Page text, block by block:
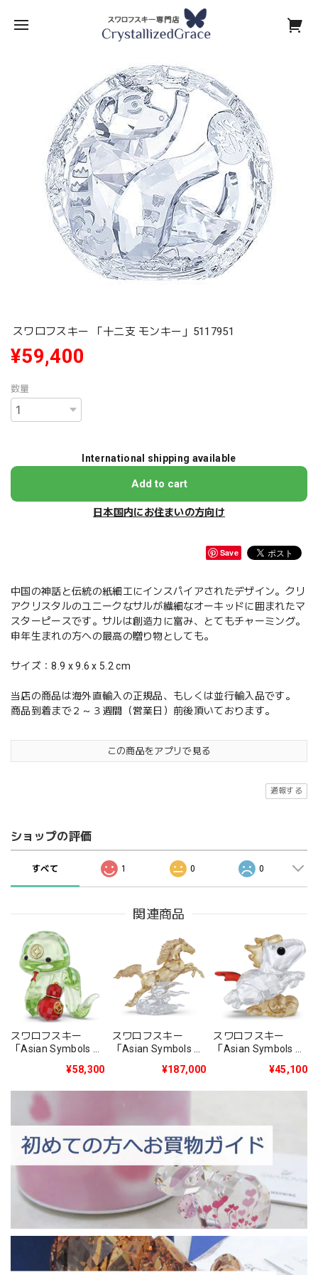
スワロフスキー 「十二支 モンキー」5117951
¥59,400
数量
International shipping available
Add to cart
日本国内にお住まいの方向け
Save
中国の神話と伝統の紙細工にインスパイアされたデザイン。クリ
アクリスタルのユニークなサルが繊細なオーキッドに囲まれたマ
スターピースです。サルは創造力に富み、とてもチャーミング。
申年生まれの方への最高の贈り物としても。
サイズ：8.9 x 9.6 x 5.2 cm
当店の商品は海外直輸入の正規品、もしくは並行輸入品です。
商品到着まで２～３週間（営業日）前後頂いております。
この商品をアプリで見る
通報する
ショップの評価
すべて 1 0 0
関連商品
スワロフスキー
「Asian Symbols キ
¥58,300
スワロフスキー
「Asian Symbols 跳
¥187,000
スワロフスキー
「Asian Symbols ア
¥45,100